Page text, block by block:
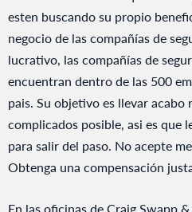
esten buscando su propio
negocio de las compañías de
lucrativo, las compañías de
encuentran dentro de las 500
pais. Su objetivo es llevar acabo
complicados posible, asi es que
para salir del paso. No acepte
Obtenga una compensación